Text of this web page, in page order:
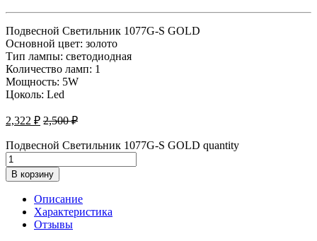
Подвесной Светильник 1077G-S GOLD
Основной цвет: золото
Тип лампы: светодиодная
Количество ламп: 1
Мощность: 5W
Цоколь: Led
2,322 ₽ 2,500₽
Подвесной Светильник 1077G-S GOLD quantity
В корзину
Описание
Характеристика
Отзывы